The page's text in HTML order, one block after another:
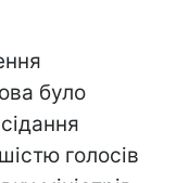
було
голосів